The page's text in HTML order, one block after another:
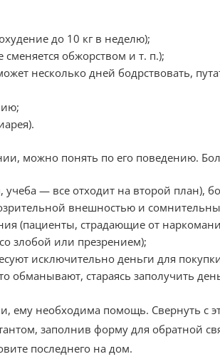
до 10 кг в неделю);
обжорством и т. п.);
несколько дней бодрствовать,
можно понять по его поведению.
— все отходит на второй план),
внешностью и
(пациенты, страдающие от
злобой или презрением);
исключительно деньги для
обманывают, стараясь заполучить
необходима помощь. Свернуть с
заполнив форму для обратной
последнего на дом.